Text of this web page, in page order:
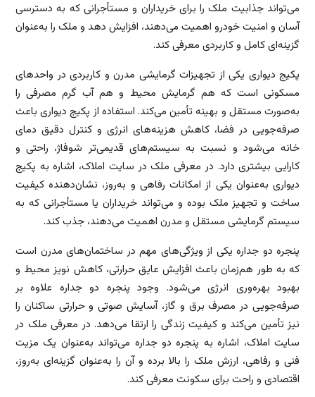
می‌تواند جذابیت ملک را برای خریداران و مستأجرانی که به دسترسی
آسان و امنیت خودرو اهمیت می‌دهند، افزایش دهد و ملک را به‌عنوان
گزینه‌ای کامل و کاربردی معرفی کند.
پکیج دیواری یکی از تجهیزات گرمایشی مدرن و کاربردی در واحدهای
مسکونی است که هم گرمایش محیط و هم آب گرم مصرفی را
به‌صورت مستقل و بهینه تأمین می‌کند. استفاده از پکیج دیواری باعث
صرفه‌جویی در فضا، کاهش هزینه‌های انرژی و کنترل دقیق دمای
خانه می‌شود و نسبت به سیستم‌های قدیمی‌تر شوفاژ، راحتی و
کارایی بیشتری دارد. در معرفی ملک در سایت املاک، اشاره به پکیج
دیواری به‌عنوان یکی از امکانات رفاهی و به‌روز، نشان‌دهنده کیفیت
ساخت و تجهیز ملک بوده و می‌تواند خریداران یا مستأجرانی که به
سیستم گرمایشی مستقل و مدرن اهمیت می‌دهند، جذب کند.
پنجره دو جداره یکی از ویژگی‌های مهم در ساختمان‌های مدرن است
که به طور هم‌زمان باعث افزایش عایق حرارتی، کاهش نویز محیط و
بهبود بهره‌وری انرژی می‌شود. وجود پنجره دو جداره علاوه بر
صرفه‌جویی در مصرف برق و گاز، آسایش صوتی و حرارتی ساکنان را
نیز تأمین می‌کند و کیفیت زندگی را ارتقا می‌دهد. در معرفی ملک در
سایت املاک، اشاره به پنجره دو جداره می‌تواند به‌عنوان یک مزیت
فنی و رفاهی، ارزش ملک را بالا برده و آن را به‌عنوان گزینه‌ای به‌روز،
اقتصادی و راحت برای سکونت معرفی کند.